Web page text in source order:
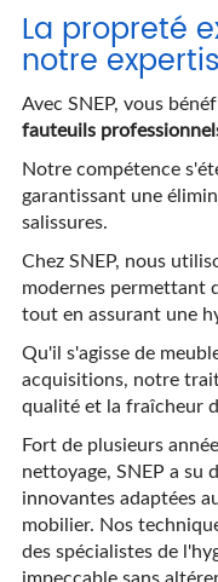
La propreté
notre
Avec SNEP, vous
fauteuils
Notre compétence
garantissant une
salissures.
Chez SNEP, nous
modernes permettant
tout en assurant une
Qu'il s'agisse de
acquisitions, notre
qualité et la fraîcheur
Fort de plusieurs
nettoyage, SNEP a su
innovantes adaptées
mobilier. Nos
des spécialistes de
impeccable sans